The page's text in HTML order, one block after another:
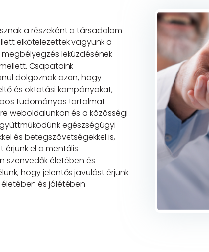
a részeként a társadalom
elkötelezettek vagyunk a
leküzdésének
Csapataink
dolgoznak azon, hogy
és oktatási kampányokat,
tudományos tartalmat
weboldalunkon és a közösségi
egészségügyi
és betegszövetségekkel is,
érjünk el a mentális
szenvedők életében és
hogy jelentős javulást érjünk
és jólétében